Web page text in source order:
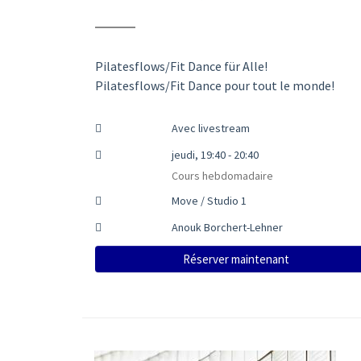
Pilatesflows/Fit Dance für Alle!
Pilatesflows/Fit Dance pour tout le monde!
Avec livestream
jeudi, 19:40 - 20:40
Cours hebdomadaire
Move / Studio 1
Anouk Borchert-Lehner
Réserver maintenant